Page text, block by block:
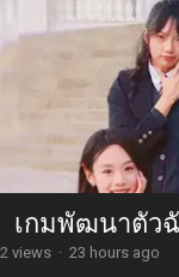
เกมพัฒนาตัว
2 views · 23 hours ago